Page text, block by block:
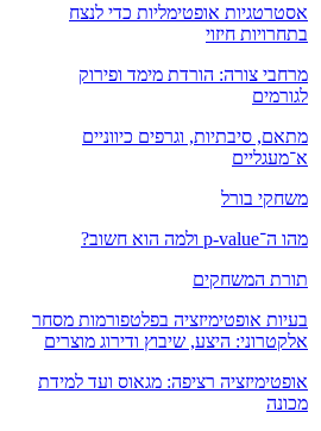
אסטרטגיות אופטימליות כדי לנצח
בתחרויות חיזוי
מרחבי צורה: הורדת מימד ופירוק
לגורמים
מתאם, סיבתיות, וגרפים כיווניים
א־מעגליים
משחקי בורל
מהו ה־p-value ולמה הוא חשוב?
תורת המשחקים
בעיות אופטימיזציה בפלטפורמות מסחר
אלקטרוני: היצע, שיבוץ ודירוג מוצרים
אופטימיזציה רציפה: מגאוס ועד למידת
מכונה